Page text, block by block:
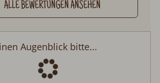
ALLE BEWERTUNGEN ANSEHEN
Zirbenhütte
Auswahl